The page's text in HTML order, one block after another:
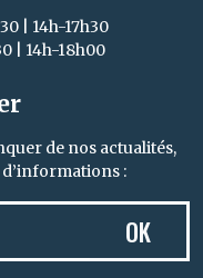
| 14h-17h30
| 14h-18h00
de nos actualités,
:
OK